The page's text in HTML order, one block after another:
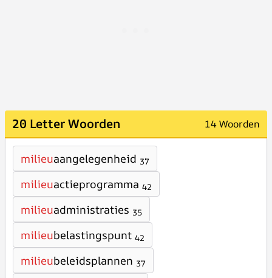
20 Letter Woorden 14 Woorden
milieuaangelegenheid 37
milieuactieprogramma 42
milieuadministraties 35
milieubelastingspunt 42
milieubeleidsplannen 37